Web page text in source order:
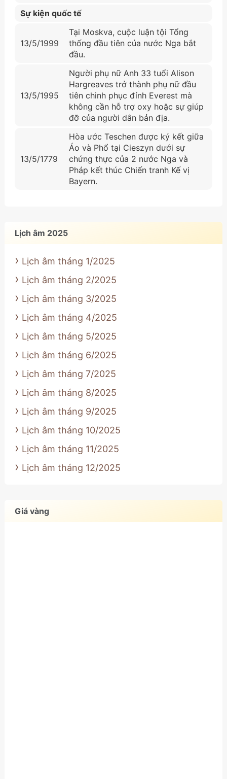
Sự kiện quốc tế
13/5/1999
Tại Moskva, cuộc luận tội Tổng
thống đầu tiên của nước Nga bắt
đầu.
13/5/1995
Người phụ nữ Anh 33 tuổi Alison
Hargreaves trở thành phụ nữ đầu
tiên chinh phục đỉnh Everest mà
không cần hỗ trợ oxy hoặc sự giúp
đỡ của người dân bản địa.
13/5/1779
Hòa ước Teschen được ký kết giữa
Áo và Phổ tại Cieszyn dưới sự
chứng thực của 2 nước Nga và
Pháp kết thúc Chiến tranh Kế vị
Bayern.
Lịch âm 2025
Lịch âm tháng 1/2025
Lịch âm tháng 2/2025
Lịch âm tháng 3/2025
Lịch âm tháng 4/2025
Lịch âm tháng 5/2025
Lịch âm tháng 6/2025
Lịch âm tháng 7/2025
Lịch âm tháng 8/2025
Lịch âm tháng 9/2025
Lịch âm tháng 10/2025
Lịch âm tháng 11/2025
Lịch âm tháng 12/2025
Giá vàng